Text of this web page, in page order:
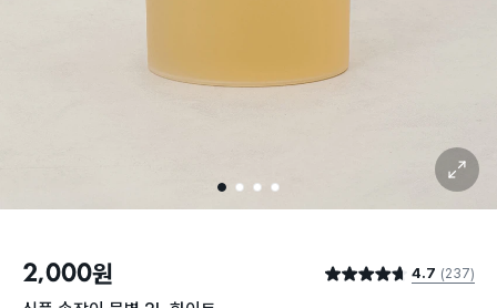
1 2 3 4
확대 보기
2,000원 별점 4.7점 4.7 (237)